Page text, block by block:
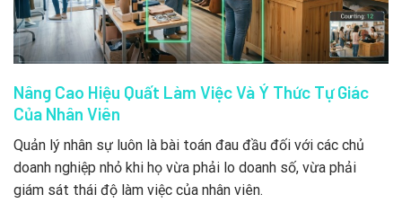
Nâng Cao Hiệu Quất Làm Việc Và Ý Thức Tự Giác
Của Nhân Viên
Quản lý nhân sự luôn là bài toán đau đầu đối với các chủ
doanh nghiệp nhỏ khi họ vừa phải lo doanh số, vừa phải
giám sát thái độ làm việc của nhân viên.